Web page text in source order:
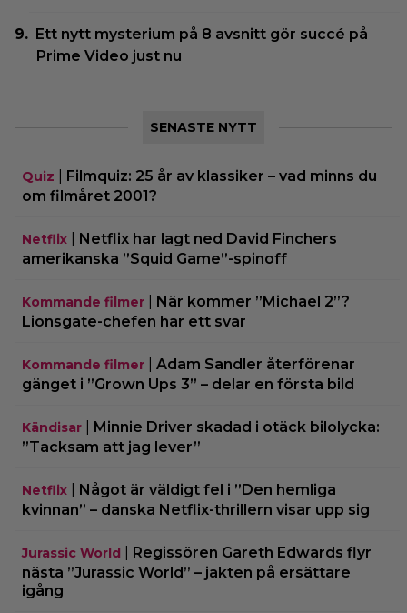
Ett nytt mysterium på 8 avsnitt gör succé på
Prime Video just nu
SENASTE NYTT
Quiz
Filmquiz: 25 år av klassiker – vad minns du
om filmåret 2001?
Netflix
Netflix har lagt ned David Finchers
amerikanska ”Squid Game”-spinoff
Kommande filmer
När kommer ”Michael 2”?
Lionsgate-chefen har ett svar
Kommande filmer
Adam Sandler återförenar
gänget i ”Grown Ups 3” – delar en första bild
Kändisar
Minnie Driver skadad i otäck bilolycka:
”Tacksam att jag lever”
Netflix
Något är väldigt fel i ”Den hemliga
kvinnan” – danska Netflix-thrillern visar upp sig
Jurassic World
Regissören Gareth Edwards flyr
nästa ”Jurassic World” – jakten på ersättare
igång